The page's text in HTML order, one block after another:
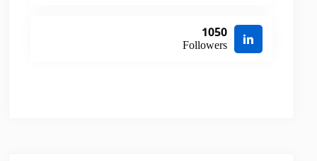
1050
Followers